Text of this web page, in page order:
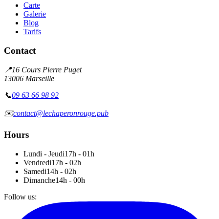
Carte
Galerie
Blog
Tarifs
Contact
📍16 Cours Pierre Puget
13006 Marseille
📞09 63 66 98 92
✉️contact@lechaperonrouge.pub
Hours
Lundi - Jeudi17h - 01h
Vendredi17h - 02h
Samedi14h - 02h
Dimanche14h - 00h
Follow us: